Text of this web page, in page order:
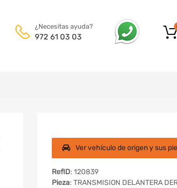
¿Necesitas ayuda?
972 61 03 03
Ver vehículo de origen y sus
RefID: 120839
Pieza: TRANSMISION DELANTERA